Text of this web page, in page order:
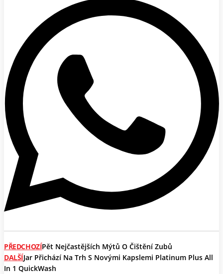
PŘEDCHOZÍPět Nejčastějších Mýtů O Čištění Zubů
DALŠÍJar Přichází Na Trh S Novými Kapslemi Platinum Plus All
In 1 QuickWash